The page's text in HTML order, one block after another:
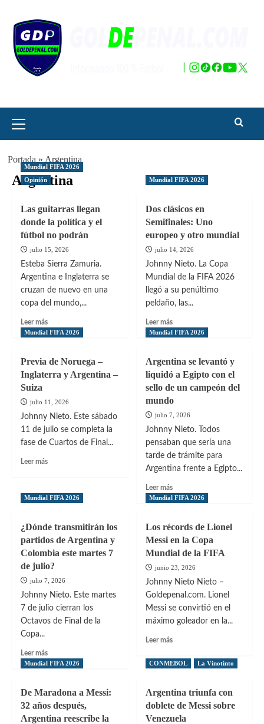
contenido
principal
Portada » Argentina
Argentina
Mundial FIFA 2026
Opinión
Las guitarras llegan
donde la política y el
fútbol no podrán
julio 15, 2026
Esteba Sierra Zamuria.
Argentina e Inglaterra se
cruzan de nuevo en una
copa del mundo,...
Leer másLeer
más
guitarras
llegan
la
y
el
fútbol
podrán
Mundial FIFA 2026
Dos clásicos en
Semifinales: Uno
europeo y otro mundial
julio 14, 2026
Johnny Nieto. La Copa
Mundial de la FIFA 2026
llegó a su penúltimo
peldaño, las...
Leer másLeer
más
clásicos
en
Semifinales:
Uno
otro
mundial
Mundial FIFA 2026
Previa de Noruega –
Inglaterra y Argentina –
Suiza
julio 11, 2026
Johnny Nieto. Este sábado
11 de julio se completa la
fase de Cuartos de Final...
Leer másLeer
Previa
de
–
Inglaterra
y
Suiza
Mundial FIFA 2026
Argentina se levantó y
liquidó a Egipto con el
sello de un campeón del
mundo
julio 7, 2026
Johnny Nieto. Todos
pensaban que sería una
tarde de trámite para
Argentina frente a Egipto...
Leer másLeer
más
se
levantó
y
liquidó
Egipto
con
el
sello
un
del
Mundial FIFA 2026
¿Dónde transmitirán los
partidos de Argentina y
Colombia este martes 7
de julio?
julio 7, 2026
Johnny Nieto. Este martes
7 de julio cierran los
Octavos de Final de la
Copa...
Leer másLeer
más
transmitirán
los
partidos
Mundial FIFA 2026
Los récords de Lionel
Messi en la Copa
Mundial de la FIFA
junio 23, 2026
Johnny Nieto Nieto –
Goldepenal.com. Lionel
Messi se convirtió en el
máximo goleador en la...
Leer másLeer
sobre
de
Lionel
Messi
Mundial FIFA 2026
De Maradona a Messi:
32 años después,
Argentina reescribe la
CONMEBOL La Vinotinto
Argentina triunfa con
doblete de Messi sobre
Venezuela